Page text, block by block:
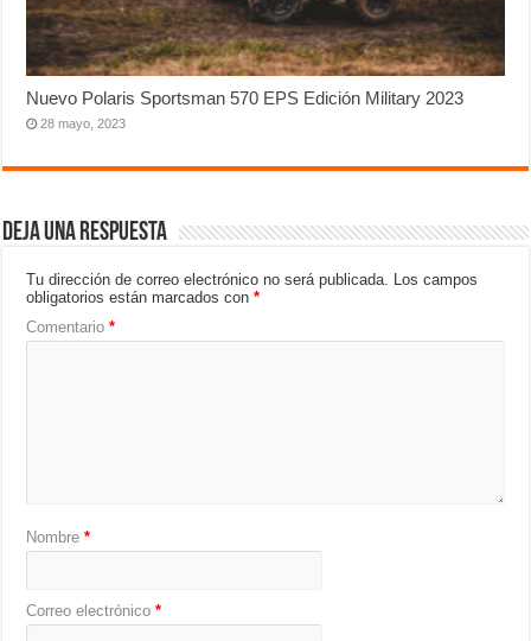
Nuevo Polaris Sportsman 570 EPS Edición Military 2023
28 mayo, 2023
Deja una respuesta
Tu dirección de correo electrónico no será publicada.
Los campos
obligatorios están marcados con*
Comentario*
Nombre*
Correo electrónico*